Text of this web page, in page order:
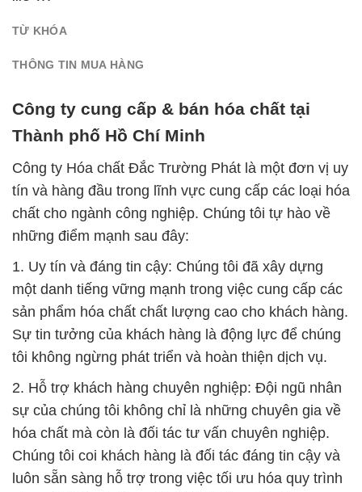
TỪ KHÓA
THÔNG TIN MUA HÀNG
Công ty cung cấp & bán hóa chất tại
Thành phố Hồ Chí Minh
Công ty Hóa chất Đắc Trường Phát là một đơn vị uy
tín và hàng đầu trong lĩnh vực cung cấp các loại hóa
chất cho ngành công nghiệp. Chúng tôi tự hào về
những điểm mạnh sau đây:
1. Uy tín và đáng tin cậy: Chúng tôi đã xây dựng
một danh tiếng vững mạnh trong việc cung cấp các
sản phẩm hóa chất chất lượng cao cho khách hàng.
Sự tin tưởng của khách hàng là động lực để chúng
tôi không ngừng phát triển và hoàn thiện dịch vụ.
2. Hỗ trợ khách hàng chuyên nghiệp: Đội ngũ nhân
sự của chúng tôi không chỉ là những chuyên gia về
hóa chất mà còn là đối tác tư vấn chuyên nghiệp.
Chúng tôi coi khách hàng là đối tác đáng tin cậy và
luôn sẵn sàng hỗ trợ trong việc tối ưu hóa quy trình